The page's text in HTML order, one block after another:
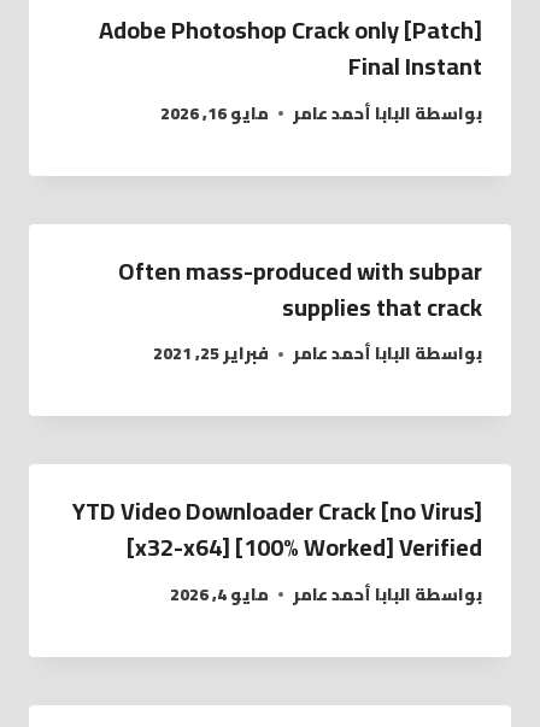
Adobe Photoshop Crack only [Patch]
Final Instant
بواسطةالبابا أحمد عامر مايو 16, 2026
Often mass-produced with subpar
supplies that crack
بواسطةالبابا أحمد عامر فبراير 25, 2021
YTD Video Downloader Crack [no Virus]
[x32-x64] [100% Worked] Verified
بواسطةالبابا أحمد عامر مايو 4, 2026